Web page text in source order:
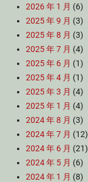
2026 年 1 月 (6)
2025 年 9 月 (3)
2025 年 8 月 (3)
2025 年 7 月 (4)
2025 年 6 月 (1)
2025 年 4 月 (1)
2025 年 3 月 (4)
2025 年 1 月 (4)
2024 年 8 月 (3)
2024 年 7 月 (12)
2024 年 6 月 (21)
2024 年 5 月 (6)
2024 年 1 月 (8)